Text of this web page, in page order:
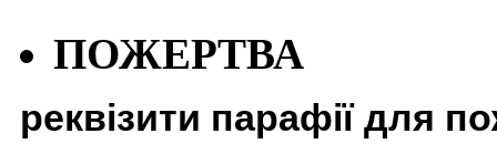
ПОЖЕРТВА
реквізити парафії для